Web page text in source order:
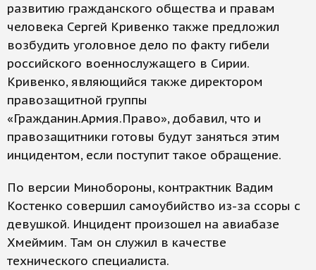
развитию гражданского общества и правам
человека Сергей Кривенко также предложил
возбудить уголовное дело по факту гибели
российского военнослужащего в Сирии.
Кривенко, являющийся также директором
правозащитной группы
«Гражданин.Армия.Право», добавил, что и
правозащитники готовы будут заняться этим
инцидентом, если поступит такое обращение.
По версии Минобороны, контрактник Вадим
Костенко совершил самоубийство из-за ссоры с
девушкой. Инцидент произошел на авиабазе
Хмеймим. Там он служил в качестве
технического специалиста.